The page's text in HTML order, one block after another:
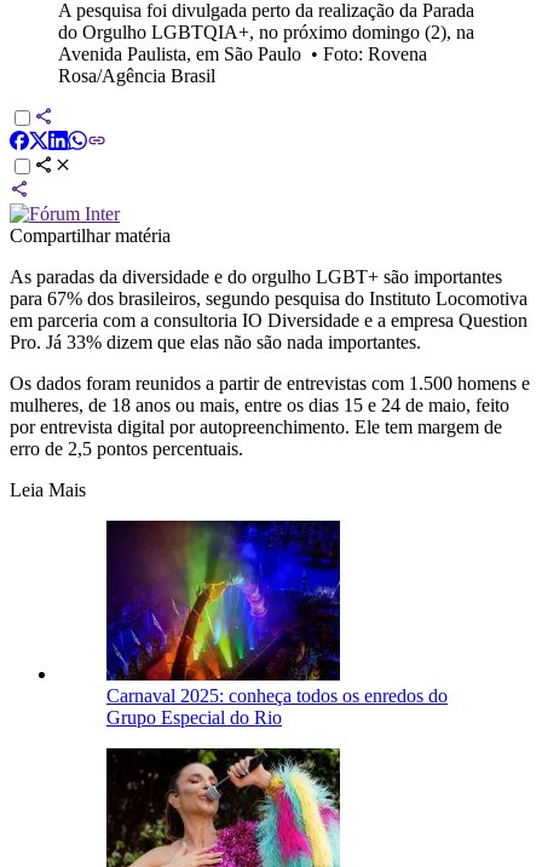
A pesquisa foi divulgada perto da realização da Parada
do Orgulho LGBTQIA+, no próximo domingo (2), na
Avenida Paulista, em São Paulo • Foto: Rovena
Rosa/Agência Brasil
Compartilhar matéria
As paradas da diversidade e do orgulho LGBT+ são importantes
para 67% dos brasileiros, segundo pesquisa do Instituto Locomotiva
em parceria com a consultoria IO Diversidade e a empresa Question
Pro. Já 33% dizem que elas não são nada importantes.
Os dados foram reunidos a partir de entrevistas com 1.500 homens e
mulheres, de 18 anos ou mais, entre os dias 15 e 24 de maio, feito
por entrevista digital por autopreenchimento. Ele tem margem de
erro de 2,5 pontos percentuais.
Leia Mais
Carnaval 2025: conheça todos os enredos do
Grupo Especial do Rio